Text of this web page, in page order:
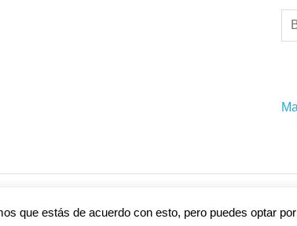
que estás de acuerdo con esto, pero puedes optar